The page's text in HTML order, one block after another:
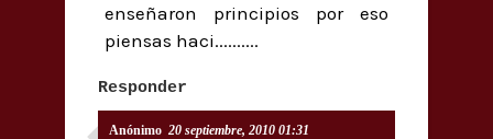
enseñaron principios por eso
piensas haci..........
Responder
Anónimo 20 septiembre, 2010 01:31